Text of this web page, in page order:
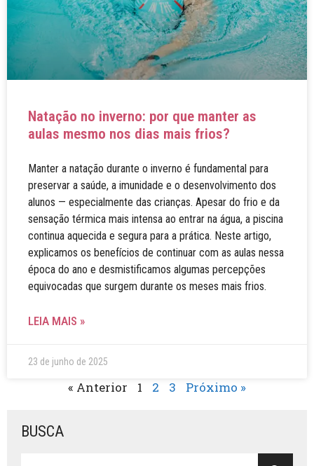
BUSCA
Natação no inverno: por que manter as
aulas mesmo nos dias mais frios?
Manter a natação durante o inverno é fundamental para
preservar a saúde, a imunidade e o desenvolvimento dos
alunos — especialmente das crianças. Apesar do frio e da
sensação térmica mais intensa ao entrar na água, a piscina
continua aquecida e segura para a prática. Neste artigo,
explicamos os benefícios de continuar com as aulas nessa
época do ano e desmistificamos algumas percepções
equivocadas que surgem durante os meses mais frios.
LEIA MAIS »
23 de junho de 2025
« Anterior 1 2 3 Próximo »